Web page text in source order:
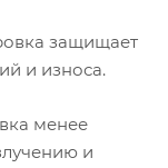
защищает
и износа.
менее
и